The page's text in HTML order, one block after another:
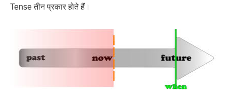
Tense तीन प्रकार होते हैं।